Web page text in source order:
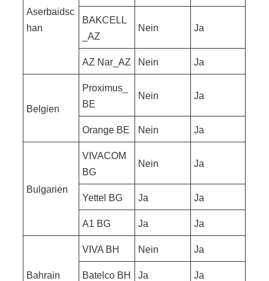
Aserbaidsc
han
BAKCELL
_AZ
Nein Ja
AZ Nar_AZ Nein Ja
Belgien
Proximus_
BE
Nein Ja
Orange BE Nein Ja
Bulgarien
VIVACOM
BG
Nein Ja
Yettel BG Ja Ja
A1 BG Ja Ja
Bahrain
VIVA BH Nein Ja
Batelco BH Ja Ja